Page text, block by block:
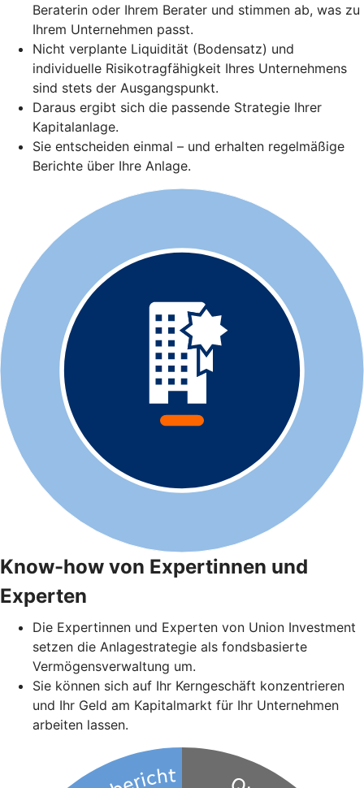
Beraterin oder Ihrem Berater und stimmen ab, was zu
Ihrem Unternehmen passt.
Nicht verplante Liquidität (Bodensatz) und
individuelle Risikotragfähigkeit Ihres Unternehmens
sind stets der Ausgangspunkt.
Daraus ergibt sich die passende Strategie Ihrer
Kapitalanlage.
Sie entscheiden einmal – und erhalten regelmäßige
Berichte über Ihre Anlage.
Know-how von Expertinnen und
Experten
Die Expertinnen und Experten von Union Investment
setzen die Anlagestrategie als fondsbasierte
Vermögensverwaltung um.
Sie können sich auf Ihr Kerngeschäft konzentrieren
und Ihr Geld am Kapitalmarkt für Ihr Unternehmen
arbeiten lassen.